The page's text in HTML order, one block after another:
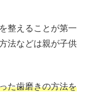
整えることが第一
法などは親が子供
た歯磨きの方法を